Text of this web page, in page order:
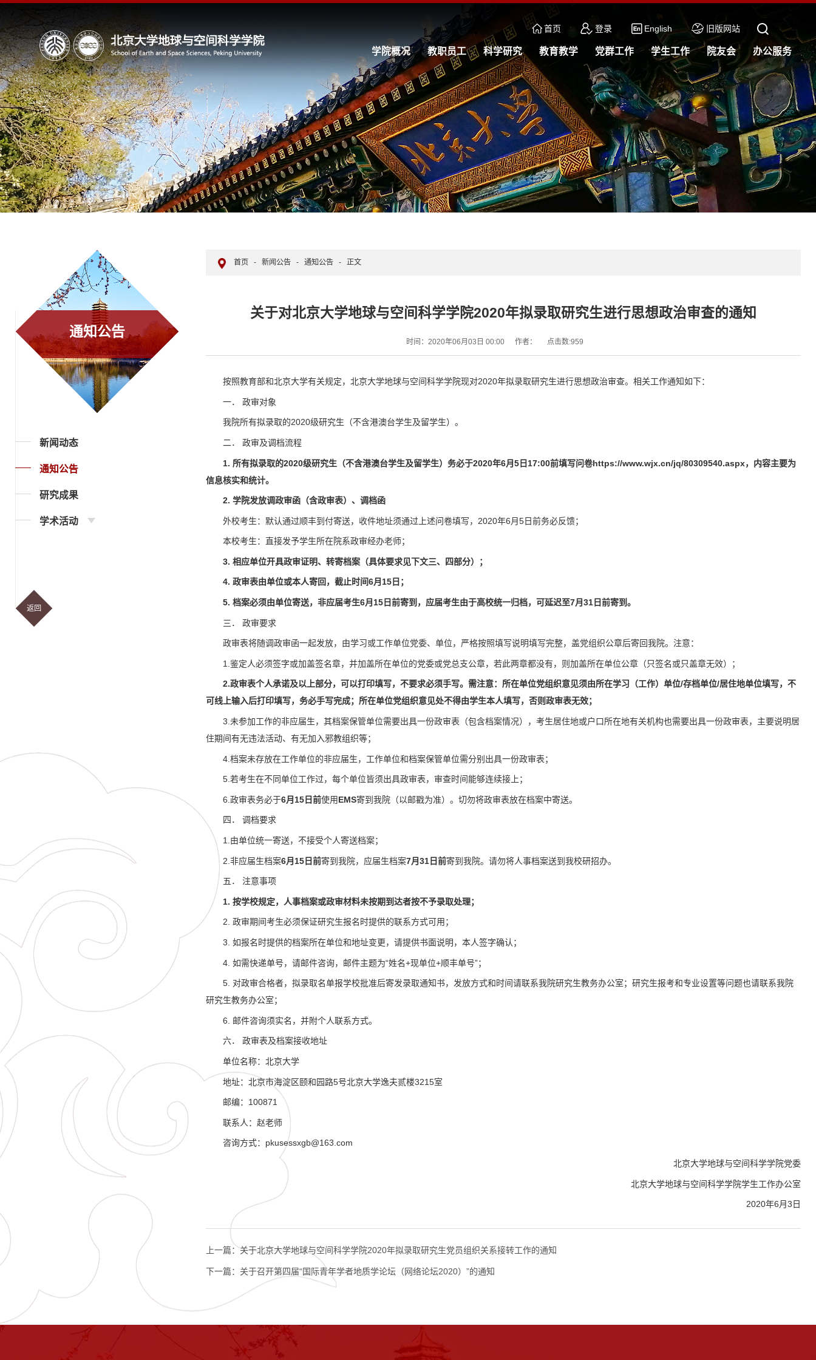
首页 登录 English 旧版网站
学院概况 教职员工 科学研究 教育教学 党群工作 学生工作 院友会 办公服务
通知公告
新闻动态
通知公告
研究成果
学术活动
返回
首页 - 新闻公告 - 通知公告 - 正文
关于对北京大学地球与空间科学学院2020年拟录取研究生进行思想政治审查的通知
时间：2020年06月03日 00:00 作者： 点击数:959
按照教育部和北京大学有关规定，北京大学地球与空间科学学院现对2020年拟录取研究生进行思想政治审查。相关工作通知如下：
一． 政审对象
我院所有拟录取的2020级研究生（不含港澳台学生及留学生）。
二． 政审及调档流程
1. 所有拟录取的2020级研究生（不含港澳台学生及留学生）务必于2020年6月5日17:00前填写问卷https://www.wjx.cn/jq/80309540.aspx，内容主要为
信息核实和统计。
2. 学院发放调政审函（含政审表）、调档函
外校考生：默认通过顺丰到付寄送，收件地址须通过上述问卷填写，2020年6月5日前务必反馈；
本校考生：直接发予学生所在院系政审经办老师；
3. 相应单位开具政审证明、转寄档案（具体要求见下文三、四部分）；
4. 政审表由单位或本人寄回，截止时间6月15日；
5. 档案必须由单位寄送，非应届考生6月15日前寄到，应届考生由于高校统一归档，可延迟至7月31日前寄到。
三． 政审要求
政审表将随调政审函一起发放，由学习或工作单位党委、单位，严格按照填写说明填写完整，盖党组织公章后寄回我院。注意：
1.鉴定人必须签字或加盖签名章，并加盖所在单位的党委或党总支公章，若此两章都没有，则加盖所在单位公章（只签名或只盖章无效）；
2.政审表个人承诺及以上部分，可以打印填写，不要求必须手写。需注意：所在单位党组织意见须由所在学习（工作）单位/存档单位/居住地单位填写，不
可线上输入后打印填写，务必手写完成；所在单位党组织意见处不得由学生本人填写，否则政审表无效；
3.未参加工作的非应届生，其档案保管单位需要出具一份政审表（包含档案情况），考生居住地或户口所在地有关机构也需要出具一份政审表，主要说明居
住期间有无违法活动、有无加入邪教组织等；
4.档案未存放在工作单位的非应届生，工作单位和档案保管单位需分别出具一份政审表；
5.若考生在不同单位工作过，每个单位皆须出具政审表，审查时间能够连续接上；
6.政审表务必于6月15日前使用EMS寄到我院（以邮戳为准）。切勿将政审表放在档案中寄送。
四． 调档要求
1.由单位统一寄送，不接受个人寄送档案；
2.非应届生档案6月15日前寄到我院，应届生档案7月31日前寄到我院。请勿将人事档案送到我校研招办。
五． 注意事项
1. 按学校规定，人事档案或政审材料未按期到达者按不予录取处理；
2. 政审期间考生必须保证研究生报名时提供的联系方式可用；
3. 如报名时提供的档案所在单位和地址变更，请提供书面说明，本人签字确认；
4. 如需快递单号，请邮件咨询，邮件主题为“姓名+现单位+顺丰单号”；
5. 对政审合格者，拟录取名单报学校批准后寄发录取通知书，发放方式和时间请联系我院研究生教务办公室；研究生报考和专业设置等问题也请联系我院
研究生教务办公室；
6. 邮件咨询须实名，并附个人联系方式。
六． 政审表及档案接收地址
单位名称：北京大学
地址：北京市海淀区颐和园路5号北京大学逸夫贰楼3215室
邮编：100871
联系人：赵老师
咨询方式：pkusessxgb@163.com
北京大学地球与空间科学学院党委
北京大学地球与空间科学学院学生工作办公室
2020年6月3日
上一篇：关于北京大学地球与空间科学学院2020年拟录取研究生党员组织关系接转工作的通知
下一篇： 关于召开第四届“国际青年学者地质学论坛（网络论坛2020）”的通知